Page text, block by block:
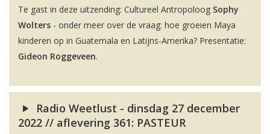
Te gast in deze uitzending: Cultureel Antropoloog Sophy
Wolters - onder meer over de vraag: hoe groeien Maya
kinderen op in Guatemala en Latijns-Amerika? Presentatie:
Gideon Roggeveen.
Radio Weetlust - dinsdag 27 december
2022 // aflevering 361: PASTEUR